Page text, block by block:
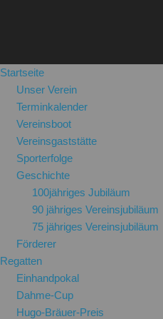
Startseite
Unser Verein
Terminkalender
Vereinsboot
Vereinsgaststätte
Sporterfolge
Geschichte
100jähriges Jubiläum
90 jähriges Vereinsjubiläum
75 jähriges Vereinsjubiläum
Förderer
Regatten
Einhandpokal
Dahme-Cup
Hugo-Bräuer-Preis